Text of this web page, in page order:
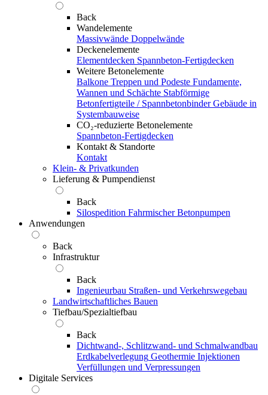
Back
Wandelemente
Massivwände Doppelwände
Deckenelemente
Elementdecken Spannbeton-Fertigdecken
Weitere Betonelemente
Balkone Treppen und Podeste Fundamente,
Wannen und Schächte Stabförmige
Betonfertigteile / Spannbetonbinder Gebäude in
Systembauweise
CO₂-reduzierte Betonelemente
Spannbeton-Fertigdecken
Kontakt & Standorte
Kontakt
Klein- & Privatkunden
Lieferung & Pumpendienst
Back
Silospedition Fahrmischer Betonpumpen
Anwendungen
Back
Infrastruktur
Back
Ingenieurbau Straßen- und Verkehrswegebau
Landwirtschaftliches Bauen
Tiefbau/Spezialtiefbau
Back
Dichtwand-, Schlitzwand- und Schmalwandbau
Erdkabelverlegung Geothermie Injektionen
Verfüllungen und Verpressungen
Digitale Services